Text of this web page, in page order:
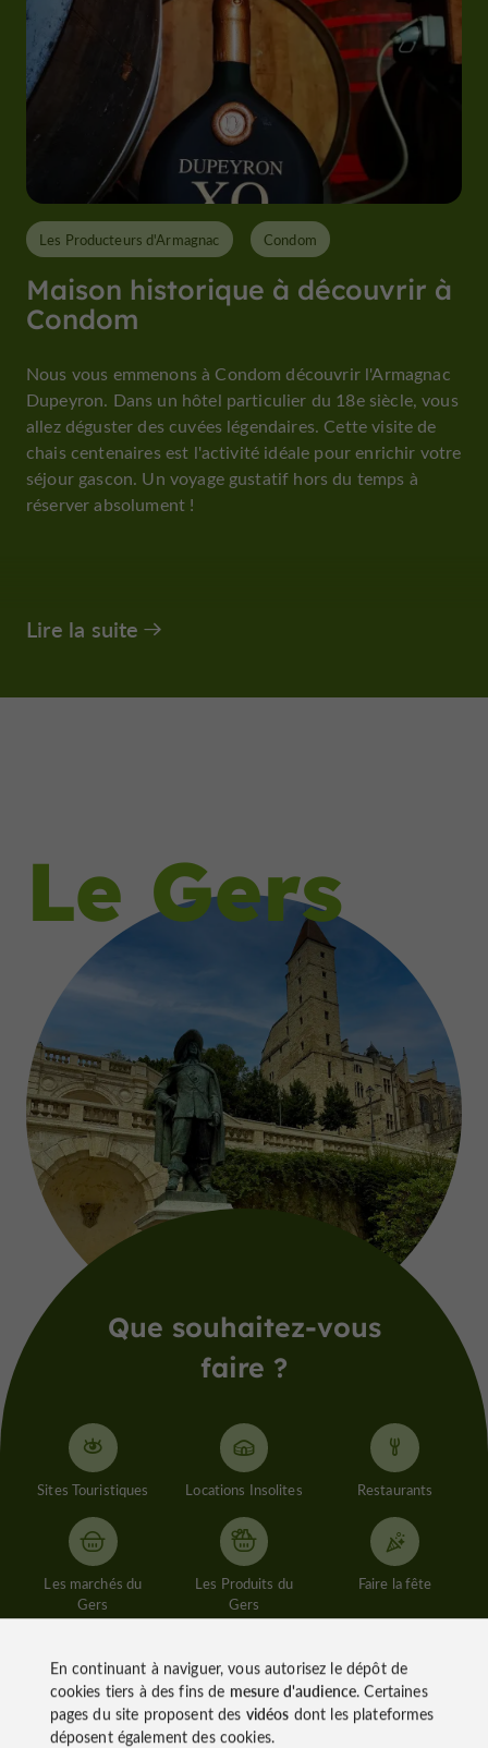
Maison historique à découvrir à
Condom
Les Producteurs d'Armagnac Condom
Nous vous emmenons à Condom découvrir l'Armagnac
Dupeyron. Dans un hôtel particulier du 18e siècle, vous
allez déguster des cuvées légendaires. Cette visite de
chais centenaires est l'activité idéale pour enrichir votre
séjour gascon. Un voyage gustatif hors du temps à
réserver absolument !
Lire la suite
Que souhaitez-vous
faire ?
Sites Touristiques Locations Insolites Restaurants
Les marchés du
Gers
Les Produits du
Gers
Faire la fête
Loisirs Enfants
Le Gers
En continuant à naviguer, vous autorisez le dépôt de
cookies tiers à des fins de mesure d'audience. Certaines
pages du site proposent des vidéos dont les plateformes
déposent également des cookies.